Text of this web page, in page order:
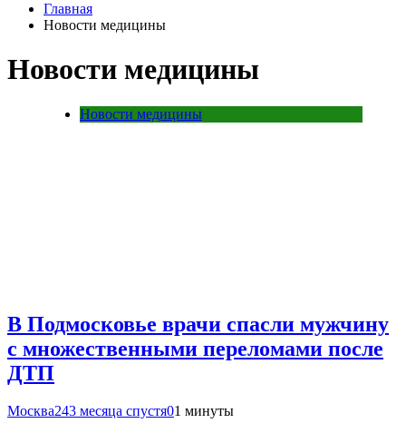
Главная
Новости медицины
Новости медицины
Новости медицины
В Подмосковье врачи спасли мужчину
с множественными переломами после
ДТП
Москва243 месяца спустя01 минуты